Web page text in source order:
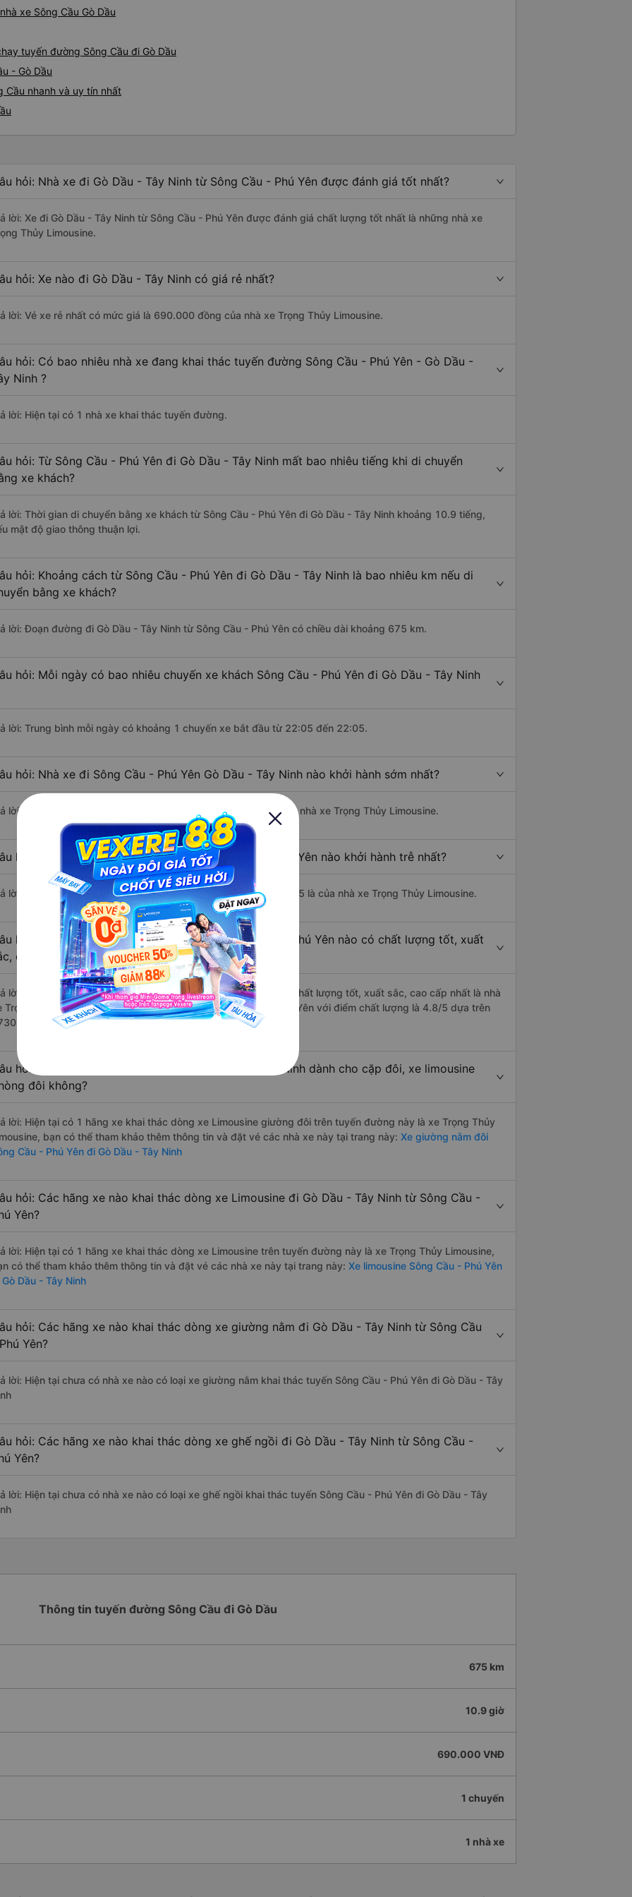
xe Sông Cầu Gò Dầu
tuyến đường Sông Cầu đi Gò Dầu
- Gò Dầu
Cầu nhanh và uy tín nhất
hỏi: Nhà xe đi Gò Dầu - Tây Ninh từ Sông Cầu - Phú Yên được đánh giá tốt nhất?
lời: Xe đi Gò Dầu - Tây Ninh từ Sông Cầu - Phú Yên được đánh giá chất lượng tốt nhất là những nhà xe
Thủy Limousine.
hỏi: Xe nào đi Gò Dầu - Tây Ninh có giá rẻ nhất?
lời: Vé xe rẻ nhất có mức giá là 690.000 đồng của nhà xe Trọng Thủy Limousine.
hỏi: Có bao nhiêu nhà xe đang khai thác tuyến đường Sông Cầu - Phú Yên - Gò Dầu -
Ninh ?
lời: Hiện tại có 1 nhà xe khai thác tuyến đường.
hỏi: Từ Sông Cầu - Phú Yên đi Gò Dầu - Tây Ninh mất bao nhiêu tiếng khi di chuyển
xe khách?
lời: Thời gian di chuyển bằng xe khách từ Sông Cầu - Phú Yên đi Gò Dầu - Tây Ninh khoảng 10.9 tiếng,
mật độ giao thông thuận lợi.
hỏi: Khoảng cách từ Sông Cầu - Phú Yên đi Gò Dầu - Tây Ninh là bao nhiêu km nếu di
bằng xe khách?
lời: Đoạn đường đi Gò Dầu - Tây Ninh từ Sông Cầu - Phú Yên có chiều dài khoảng 675 km.
hỏi: Mỗi ngày có bao nhiêu chuyến xe khách Sông Cầu - Phú Yên đi Gò Dầu - Tây Ninh
lời: Trung bình mỗi ngày có khoảng 1 chuyến xe bắt đầu từ 22:05 đến 22:05.
hỏi: Nhà xe đi Sông Cầu - Phú Yên Gò Dầu - Tây Ninh nào khởi hành sớm nhất?
lời: Chuyến xe có giờ xuất phát sớm nhất vào lúc 22:05 là của nhà xe Trọng Thủy Limousine.
hỏi: Nhà xe đi Gò Dầu - Tây Ninh từ Sông Cầu - Phú Yên nào khởi hành trễ nhất?
lời: Chuyến xe có giờ xuất phát trễ (muộn) nhất là vào lúc 22:05 là của nhà xe Trọng Thủy Limousine.
hỏi: Review xe đi Gò Dầu - Tây Ninh từ Sông Cầu - Phú Yên nào có chất lượng tốt, xuất
cao cấp nhất?
lời: Những hãng xe đi Sông Cầu - Phú Yên Gò Dầu - Tây Ninh chất lượng tốt, xuất sắc, cao cấp nhất là nhà
Trọng Thủy Limousine đi Gò Dầu - Tây Ninh từ Sông Cầu - Phú Yên với điểm chất lượng là 4.8/5 dựa trên
đánh giá của khách hàng).
hỏi: Có loại xe Sông Cầu - Phú Yên Gò Dầu - Tây Ninh dành cho cặp đôi, xe limousine
đôi không?
lời: Hiện tại có 1 hãng xe khai thác dòng xe Limousine giường đôi trên tuyến đường này là xe Trọng Thủy
bạn có thể tham khảo thêm thông tin và đặt vé các nhà xe này tại trang này: Xe giường nằm đôi
Cầu - Phú Yên đi Gò Dầu - Tây Ninh
hỏi: Các hãng xe nào khai thác dòng xe Limousine đi Gò Dầu - Tây Ninh từ Sông Cầu -
Yên?
lời: Hiện tại có 1 hãng xe khai thác dòng xe Limousine trên tuyến đường này là xe Trọng Thủy Limousine,
có thể tham khảo thêm thông tin và đặt vé các nhà xe này tại trang này: Xe limousine Sông Cầu - Phú Yên
Dầu - Tây Ninh
hỏi: Các hãng xe nào khai thác dòng xe giường nằm đi Gò Dầu - Tây Ninh từ Sông Cầu
Yên?
lời: Hiện tại chưa có nhà xe nào có loại xe giường nằm khai thác tuyến Sông Cầu - Phú Yên đi Gò Dầu - Tây
hỏi: Các hãng xe nào khai thác dòng xe ghế ngồi đi Gò Dầu - Tây Ninh từ Sông Cầu -
Yên?
lời: Hiện tại chưa có nhà xe nào có loại xe ghế ngồi khai thác tuyến Sông Cầu - Phú Yên đi Gò Dầu - Tây
Thông tin tuyến đường Sông Cầu đi Gò Dầu
675 km
10.9 giờ
690.000 VNĐ
1 chuyến
1 nhà xe